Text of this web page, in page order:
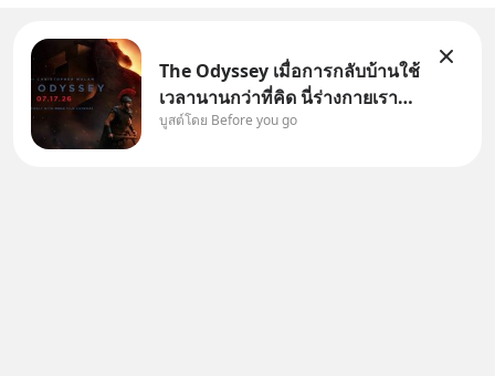
The Odyssey เมื่อการกลับบ้านใช้
เวลานานกว่าที่คิด นี่ร่างกายเรา
ต้องการกลับบ้านจริงหรือ
บูสต์โดย Before you go